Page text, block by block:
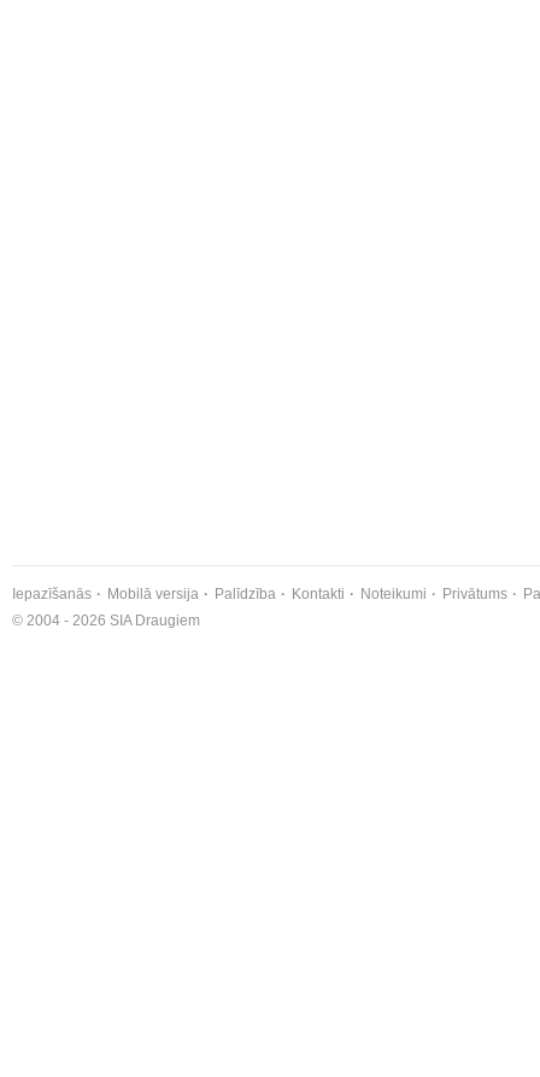
Iepazīšanās Mobilā versija Palīdzība Kontakti Noteikumi Privātums
© 2004 - 2026 SIA Draugiem